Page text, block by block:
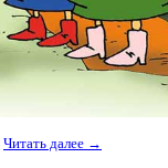
Читать далее →